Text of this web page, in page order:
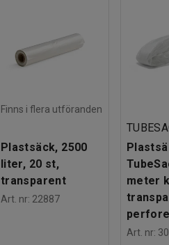
Finns i flera utföranden
Plastsäck, 2500
liter, 20 st,
transparent
Art. nr: 22887
meter
Art. nr: